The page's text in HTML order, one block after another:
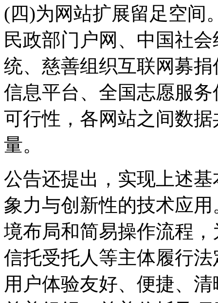
(四)为网站扩展留足空间
民政部门户网、中国社
统、慈善组织互联网募
信息平台、全国志愿服
可行性，各网站之间数
量。
公告还提出，实现上述
象力与创新性的技术应
境布局和简易操作流程
信托受托人等主体履行
用户体验友好、便捷、